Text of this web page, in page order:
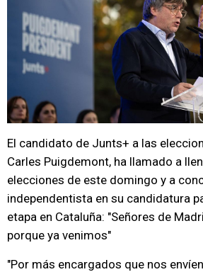
El candidato de Junts+ a las
Carles Puigdemont, ha llamado a
elecciones de este domingo y a
independentista en su candidatura
etapa en Cataluña: "Señores de
porque ya venimos"
"Por más encargados que nos